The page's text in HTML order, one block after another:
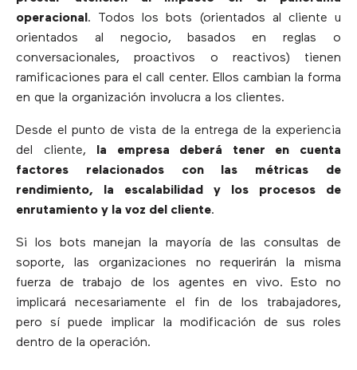
operacional. Todos los bots (orientados al cliente u
orientados al negocio, basados en reglas o
conversacionales, proactivos o reactivos) tienen
ramificaciones para el call center. Ellos cambian la forma
en que la organización involucra a los clientes.
Desde el punto de vista de la entrega de la experiencia
del cliente, la empresa deberá tener en cuenta
factores relacionados con las métricas de
rendimiento, la escalabilidad y los procesos de
enrutamiento y la voz del cliente.
Si los bots manejan la mayoría de las consultas de
soporte, las organizaciones no requerirán la misma
fuerza de trabajo de los agentes en vivo. Esto no
implicará necesariamente el fin de los trabajadores,
pero sí puede implicar la modificación de sus roles
dentro de la operación.